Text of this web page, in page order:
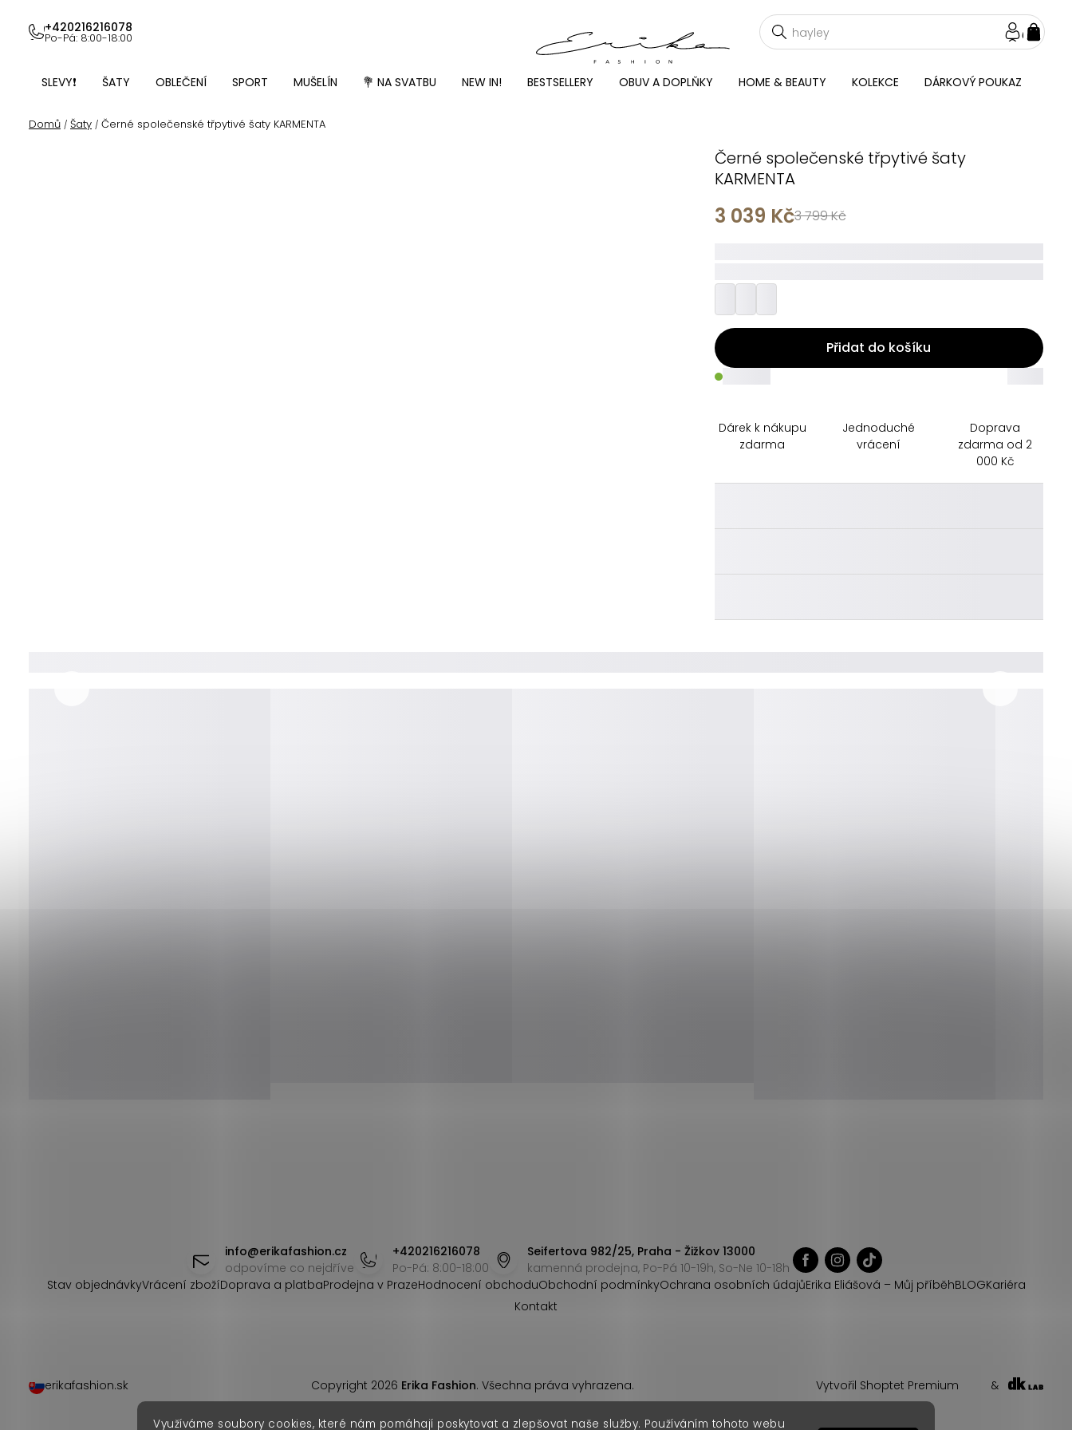
Využíváme soubory cookies, které nám pomáhají poskytovat a zlepšovat naše služby. Používáním tohoto webu
obsah
+420216216078
Po-Pá: 8:00-18:00
SLEVY❗ ŠATY OBLEČENÍ SPORT MUŠELÍN 💐 NA SVATBU NEW IN! BESTSELLERY OBUV A DOPLŇKY HOME & BEAUTY KOLEKCE DÁRKOVÝ POUKAZ
Domů / Šaty / Černé společenské třpytivé šaty KARMENTA
Černé společenské třpytivé šaty
KARMENTA
3 799 Kč
3 039 Kč
Přidat do košíku
_____
Dárek k nákupu
zdarma
Jednoduché
vrácení
Doprava
zdarma od 2
000 Kč
info@erikafashion.cz
odpovíme co nejdříve
+420216216078
Po-Pá: 8:00-18:00
Seifertova 982/25, Praha - Žižkov 13000
kamenná prodejna, Po-Pá 10-19h, So-Ne 10-18h
Stav objednávkyVrácení zbožíDoprava a platbaProdejna v PrazeHodnocení obchoduObchodní podmínkyOchrana osobních údajůErika Eliášová – Můj příběhBLOGKariéra
Kontakt
Vytvořil Shoptet Premium &
Copyright 2026 Erika Fashion. Všechna práva vyhrazena.
erikafashion.sk